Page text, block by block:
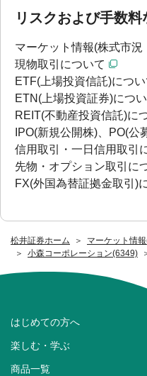
松井証券ホーム
マーケット情
小森コーポレーション(6349)
リスクおよび手数
マーケット情報(株式市
現物取引について
ETF(上場投資信託)につい
ETN(上場投資証券)につ
REIT(不動産投資信託)に
IPO(新規公開株)、PO(公
信用取引・一日信用取引
先物・オプション取引に
FX(外国為替証拠金取引)
はじめての方へ
楽しむ・学ぶ
商品一覧